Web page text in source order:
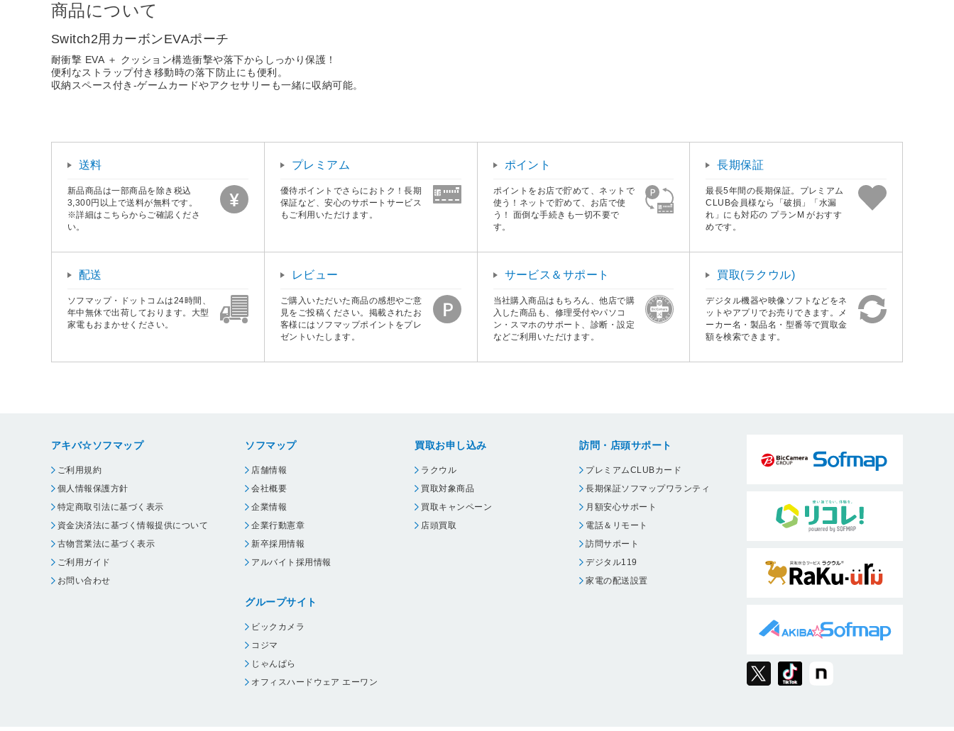
商品について
Switch2用カーボンEVAポーチ
耐衝撃 EVA ＋ クッション構造衝撃や落下からしっかり保護！
便利なストラップ付き移動時の落下防止にも便利。
収納スペース付き-ゲームカードやアクセサリーも一緒に収納可能。
送料
新品商品は一部商品を除き税込
3,300円以上で送料が無料です。
※詳細はこちらからご確認くださ
い。
プレミアム
優待ポイントでさらにおトク！長期
保証など、安心のサポートサービス
もご利用いただけます。
ポイント
ポイントをお店で貯めて、ネットで
使う！ネットで貯めて、お店で使
う！ 面倒な手続きも一切不要で
す。
長期保証
最長5年間の長期保証。プレミアム
CLUB会員様なら「破損」「水漏
れ」にも対応の プランM がおすす
めです。
配送
ソフマップ・ドットコムは24時間、
年中無休で出荷しております。大型
家電もおまかせください。
レビュー
ご購入いただいた商品の感想やご意
見をご投稿ください。掲載されたお
客様にはソフマップポイントをプレ
ゼントいたします。
サービス＆サポート
当社購入商品はもちろん、他店で購
入した商品も、修理受付やパソコ
ン・スマホのサポート、診断・設定
などご利用いただけます。
買取(ラクウル)
デジタル機器や映像ソフトなどをネ
ットやアプリでお売りできます。メ
ーカー名・製品名・型番等で買取金
額を検索できます。
アキバ☆ソフマップ
ご利用規約
個人情報保護方針
特定商取引法に基づく表示
資金決済法に基づく情報提供について
古物営業法に基づく表示
ご利用ガイド
お問い合わせ
ソフマップ
店舗情報
会社概要
企業情報
企業行動憲章
新卒採用情報
アルバイト採用情報
グループサイト
ビックカメラ
コジマ
じゃんぱら
オフィスハードウェア エーワン
買取お申し込み
ラクウル
買取対象商品
買取キャンペーン
店頭買取
訪問・店頭サポート
プレミアムCLUBカード
長期保証ソフマップワランティ
月額安心サポート
電話＆リモート
訪問サポート
デジタル119
家電の配送設置